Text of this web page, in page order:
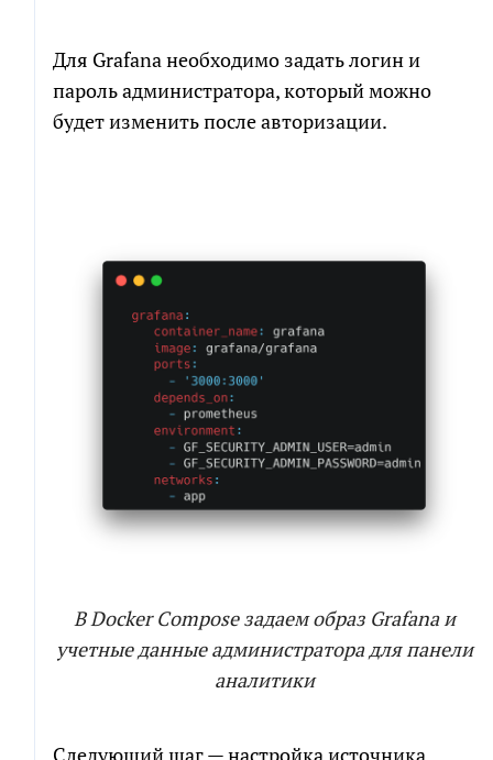
Для Grafana необходимо задать логин и
пароль администратора, который можно
будет изменить после авторизации.
В Docker Compose задаем образ Grafana и
учетные данные администратора для панели
аналитики
Следующий шаг — настройка источника